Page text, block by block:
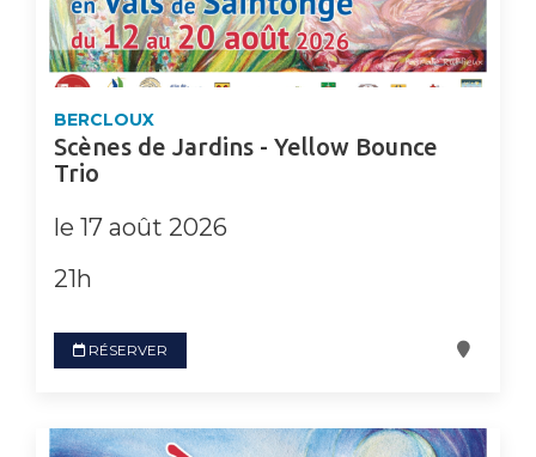
BERCLOUX
Scènes de Jardins - Yellow Bounce
Trio
le 17 août 2026
21h
RÉSERVER